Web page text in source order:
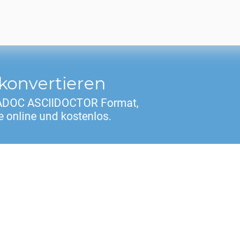
konvertieren
ASCIIDOCTOR Format,
online und kostenlos.